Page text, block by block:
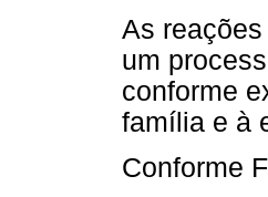
As
um
conforme
família e à
Conforme